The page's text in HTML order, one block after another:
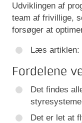
Udviklingen af
team af frivillige,
forsøger at
Læs artiklen:
Fordelene
Det findes
Det er let at